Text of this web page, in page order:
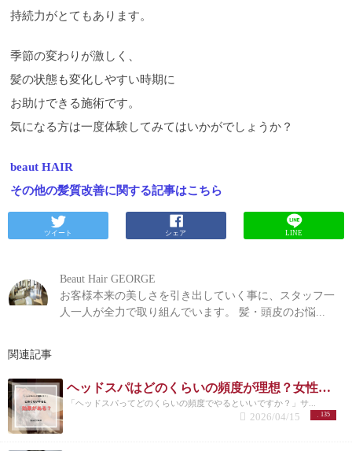
持続力がとてもあります。
季節の変わりが激しく、
髪の状態も変化しやすい時期に
お助けできる施術です。
気になる方は一度体験してみてはいかがでしょうか？
beaut HAIR
その他の髪質改善に関する記事はこちら
ツイート シェア LINE
Beaut Hair GEORGE
お客様本来の美しさを引き出していく事に、スタッフ一
人一人が全力で取り組んでいます。 髪・頭皮のお悩...
関連記事
ヘッドスパはどのくらいの頻度が理想？女性に多い悩みと正しい通い方
「ヘッドスパってどのくらいの頻度でやるといいですか？」サ...
135
2026/04/15